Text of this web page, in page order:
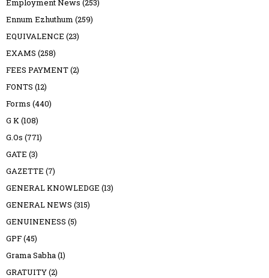
Employment News (253)
Ennum Ezhuthum (259)
EQUIVALENCE (23)
EXAMS (258)
FEES PAYMENT(2)
FONTS (12)
Forms (440)
G K(108)
G.Os (771)
GATE (3)
GAZETTE (7)
GENERAL KNOWLEDGE (13)
GENERAL NEWS (315)
GENUINENESS (5)
GPF(45)
Grama Sabha(1)
GRATUITY(2)